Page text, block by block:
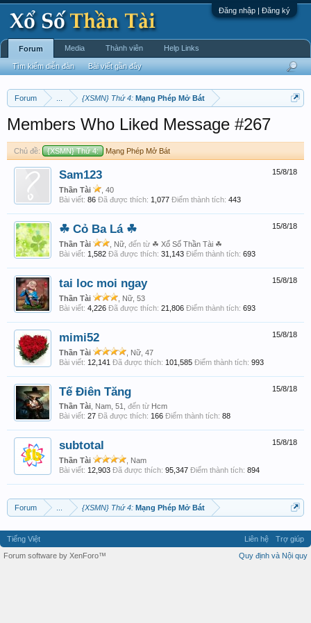
Đăng nhập | Đăng ký
Forum {XSMN} Thứ 4: Mạng Phép Mở Bát
Members Who Liked Message #267
Chủ đề: {XSMN} Thứ 4: Mạng Phép Mở Bát
15/8/18
Sam123
Thần Tài
, 40
Bài viết: 86 Đã được thích: 1,077 Điểm thành tích: 443
15/8/18
☘ Cỏ Ba Lá ☘
Thần Tài , Nữ, đến từ ☘ Xổ Số Thần Tài ☘
Bài viết: 1,582 Đã được thích: 31,143 Điểm thành tích: 693
15/8/18
tai loc moi ngay
Thần Tài
, Nữ, 53
Bài viết: 4,226 Đã được thích: 21,806 Điểm thành tích: 693
15/8/18
mimi52
Thần Tài
, Nữ, 47
Bài viết: 12,141 Đã được thích: 101,585 Điểm thành tích: 993
15/8/18
Tế Điên Tăng
Thần Tài , Nam, 51, đến từ Hcm
Bài viết: 27 Đã được thích: 166 Điểm thành tích: 88
15/8/18
subtotal
Thần Tài
, Nam
Bài viết: 12,903 Đã được thích: 95,347 Điểm thành tích: 894
Forum {XSMN} Thứ 4: Mạng Phép Mở Bát
Forum
Tìm kiếm diễn đàn Bài viết gần đây
Media Thành viên Help Links
Tiếng Việt Liên hệ
Trợ giúp
Quy định và Nội quy
Forum software by XenForo™